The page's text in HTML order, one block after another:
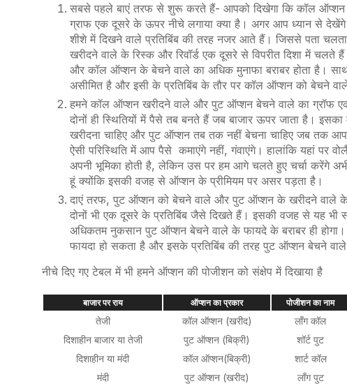
सबसे पहले बाएं तरफ से शुरू करते हैं- आपको दिखेगा कि कॉल
ग्राफ एक दूसरे के ऊपर नीचे लगाया क्या है। अगर आप ध्यान से
शीशे में दिखने वाले प्रतिबिंब की तरह नजर आते हैं। जिससे पता
खरीदने वाले के रिस्क और रिवॉर्ड एक दूसरे से विपरीत दिशा में
और कॉल ऑप्शन के बेचने वाले का अधिक मुनाफा बराबर होता है।
असीमित है और इसी के प्रतिबिंब के तौर पर कॉल ऑप्शन को बेचने
हमने कॉल ऑप्शन खरीदने वाले और पुट ऑप्शन बेचने वाले का ग्रॉफ
दोनों ही स्थितियों में पैसे तब बनते हैं जब बाजार ऊपर जाता है।
खरीदना चाहिए और पुट ऑप्शन तब तक नहीं बेचना चाहिए जब तक
ऐसी परिस्थिति में आप पैसे कमाएंगे नहीं, गंवाएंगे। हालांकि यहां पर
अपनी भूमिका होती है, लेकिन उस पर हम आगे चलते हुए चर्चा करेंगे
हूं क्योंकि इसकी वजह से ऑप्शन के प्रीमियम पर असर पड़ता है।
दाएं तरफ, पुट ऑप्शन को बेचने वाले और पुट ऑप्शन के खरीदने वाले
दोनों भी एक दूसरे के प्रतिबिंब जैसे दिखते हैं। इसकी वजह से यह भी
अधिकतम नुकसान पुट ऑप्शन बेचने वाले के फायदे के बराबर ही
फायदा हो सकता है और इसके प्रतिबिंब की तरह पुट ऑप्शन बेचने
नीचे दिए गए टेबल में भी हमने ऑप्शन की पोजीशन को संक्षेप में दिखाया है
बाजार पर राय ऑप्शन का प्रकार पोजीशन का नाम
तेजी कॉल ऑप्शन (खरीद) लाँग कॉल
दिशाहीन बाजार या तेजी
पुट ऑप्शन (बिक्री) शॉर्ट पुट
दिशाहीन या मंदी
कॉल ऑप्शन(बिक्री) शार्ट कॉल
मंदी
पुट ऑप्शन (खरीद) लाँग पुट